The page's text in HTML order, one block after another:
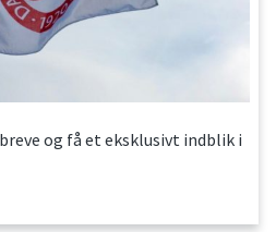
og få et eksklusivt indblik i